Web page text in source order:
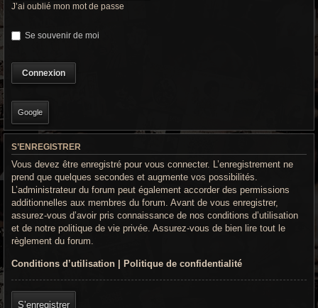
o
o
J’ai oublié mon mot de passe
Se souvenir de moi
Google
S’ENREGISTRER
Vous devez être enregistré pour vous connecter. L’enregistrement ne
prend que quelques secondes et augmente vos possibilités.
L’administrateur du forum peut également accorder des permissions
additionnelles aux membres du forum. Avant de vous enregistrer,
assurez-vous d’avoir pris connaissance de nos conditions d’utilisation
et de notre politique de vie privée. Assurez-vous de bien lire tout le
règlement du forum.
Conditions d’utilisation | Politique de confidentialité
S’enregistrer